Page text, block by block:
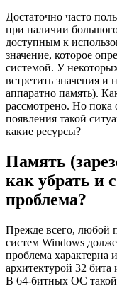
Достаточно часто
при наличии
доступным к
значение, которое
системой. У
встретить значения и
аппаратно память).
рассмотрено. Но пока
появления такой
какие ресурсы?
Память
как убрать и
проблема?
Прежде всего, любой
систем Windows
проблема характерна
архитектурой 32 бита
В 64-битных ОС такой